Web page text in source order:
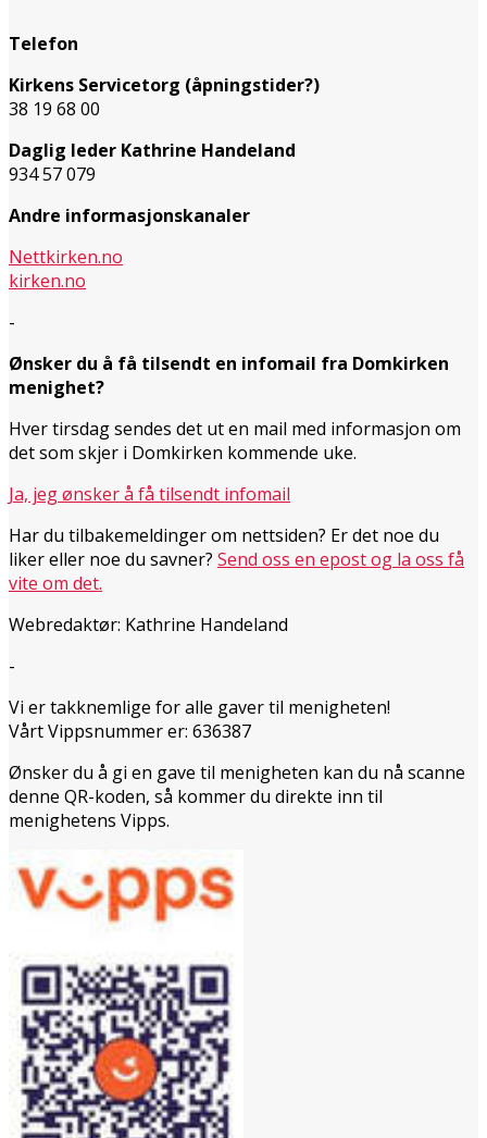
Telefon
Kirkens Servicetorg (åpningstider?)
38 19 68 00
Daglig leder Kathrine Handeland
934 57 079
Andre informasjonskanaler
Nettkirken.no
kirken.no
-
Ønsker du å få tilsendt en infomail fra Domkirken
menighet?
Hver tirsdag sendes det ut en mail med informasjon om
det som skjer i Domkirken kommende uke.
Ja, jeg ønsker å få tilsendt infomail
Har du tilbakemeldinger om nettsiden? Er det noe du
liker eller noe du savner? Send oss en epost og la oss få
vite om det.
Webredaktør: Kathrine Handeland
-
Vi er takknemlige for alle gaver til menigheten!
Vårt Vippsnummer er: 636387
Ønsker du å gi en gave til menigheten kan du nå scanne
denne QR-koden, så kommer du direkte inn til
menighetens Vipps.